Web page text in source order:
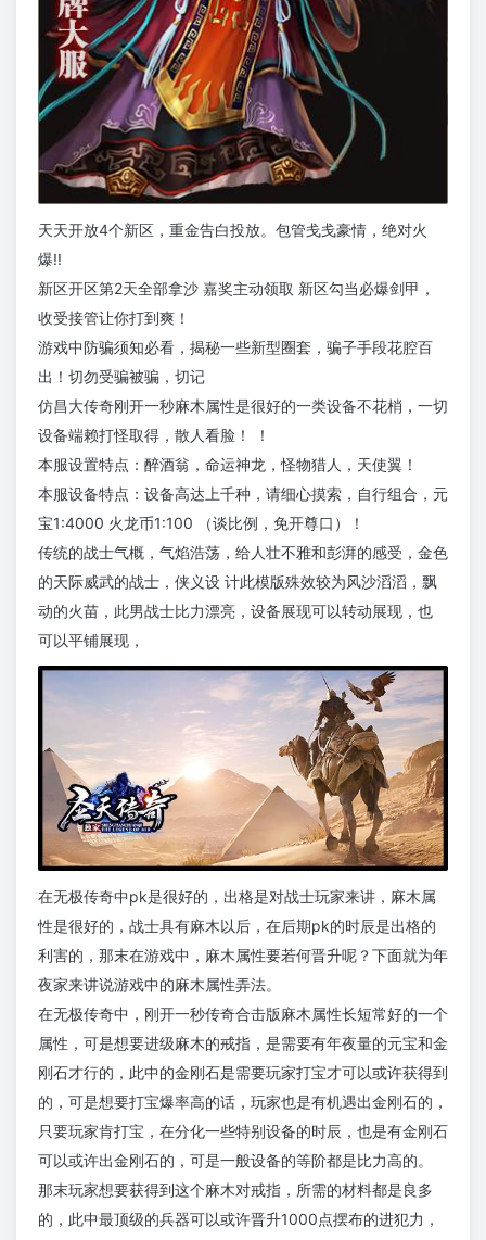
天天开放4个新区，重金告白投放。包管戋戋豪情，绝对火
爆!!
新区开区第2天全部拿沙 嘉奖主动领取 新区勾当必爆剑甲，
收受接管让你打到爽！
游戏中防骗须知必看，揭秘一些新型圈套，骗子手段花腔百
出！切勿受骗被骗，切记
仿昌大传奇刚开一秒麻木属性是很好的一类设备不花梢，一切
设备端赖打怪取得，散人看脸！ ！
本服设置特点：醉酒翁，命运神龙，怪物猎人，天使翼！
本服设备特点：设备高达上千种，请细心摸索，自行组合，元
宝1:4000 火龙币1:100 （谈比例，免开尊口）！
传统的战士气概，气焰浩荡，给人壮不雅和彭湃的感受，金色
的天际威武的战士，侠义设 计此模版殊效较为风沙滔滔，飘
动的火苗，此男战士比力漂亮，设备展现可以转动展现，也
可以平铺展现，
在无极传奇中pk是很好的，出格是对战士玩家来讲，麻木属
性是很好的，战士具有麻木以后，在后期pk的时辰是出格的
利害的，那末在游戏中，麻木属性要若何晋升呢？下面就为年
夜家来讲说游戏中的麻木属性弄法。
在无极传奇中，刚开一秒传奇合击版麻木属性长短常好的一个
属性，可是想要进级麻木的戒指，是需要有年夜量的元宝和金
刚石才行的，此中的金刚石是需要玩家打宝才可以或许获得到
的，可是想要打宝爆率高的话，玩家也是有机遇出金刚石的，
只要玩家肯打宝，在分化一些特别设备的时辰，也是有金刚石
可以或许出金刚石的，可是一般设备的等阶都是比力高的。
那末玩家想要获得到这个麻木对戒指，所需的材料都是良多
的，此中最顶级的兵器可以或许晋升1000点摆布的进犯力，